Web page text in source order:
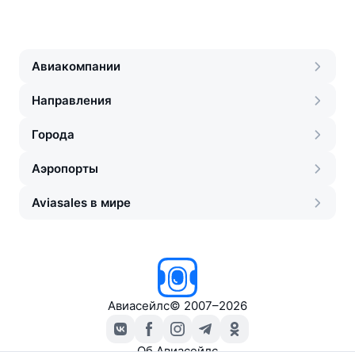
Авиакомпании
Направления
Города
Аэропорты
Aviasales в мире
Авиасейлс© 2007–2026